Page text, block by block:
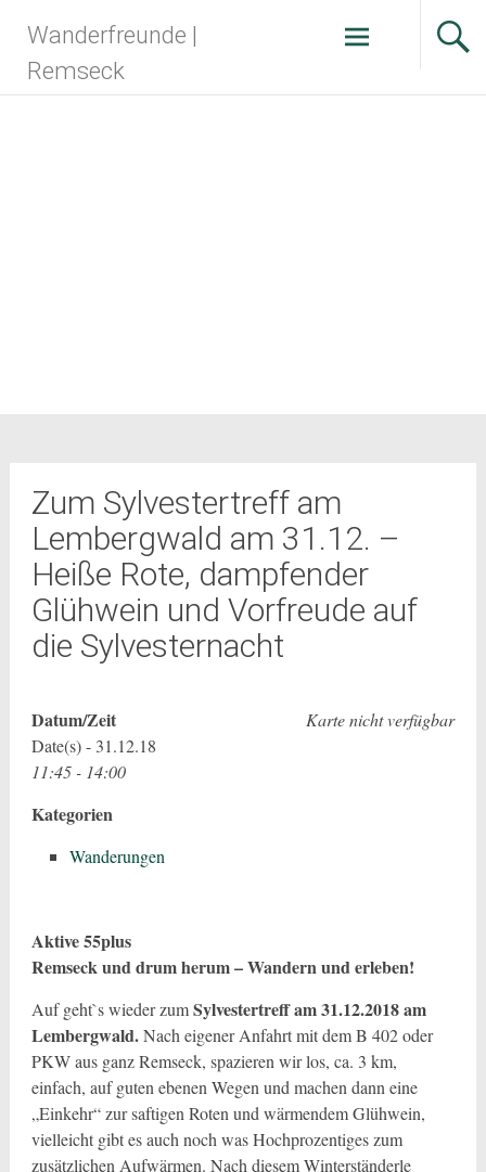
Inhalt
springen
Wanderfreunde |
Remseck
Zum Sylvestertreff am
Lembergwald am 31.12. –
Heiße Rote, dampfender
Glühwein und Vorfreude auf
die Sylvesternacht
Karte nicht verfügbar
Datum/Zeit
Date(s) - 31.12.18
11:45 - 14:00
Kategorien
Wanderungen
Aktive 55plus
Remseck und drum herum – Wandern und erleben!
Auf geht`s wieder zumSylvestertreff am 31.12.2018 am
Lembergwald.Nach eigener Anfahrt mit dem B 402 oder
PKW aus ganz Remseck, spazieren wir los, ca. 3 km,
einfach, auf guten ebenen Wegen und machen dann eine
„Einkehr“ zur saftigen Roten und wärmendem Glühwein,
vielleicht gibt es auch noch was Hochprozentiges zum
zusätzlichen Aufwärmen. Nach diesem Winterständerle